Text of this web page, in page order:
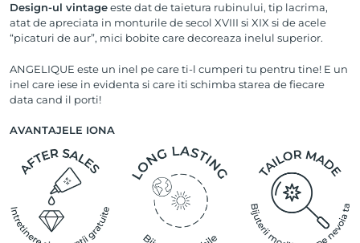
Design-ul vintageeste dat de taietura rubinului, tip lacrima,
atat de apreciata in monturile de secol XVIII si XIX si de acele
“picaturi de aur”, mici bobite care decoreaza inelul superior.
ANGELIQUE este un inel pe care ti-l cumperi tu pentru tine! E un
inel care iese in evidenta si care iti schimba starea de fiecare
data cand il porti!
AVANTAJELE IONA